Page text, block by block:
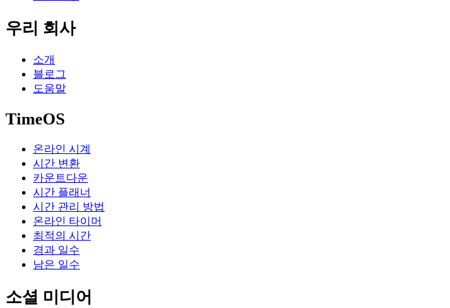
우리 회사
소개
블로그
도움말
TimeOS
온라인 시계
시간 변환
카운트다운
시간 플래너
시간 관리 방법
온라인 타이머
최적의 시간
경과 일수
남은 일수
소셜 미디어